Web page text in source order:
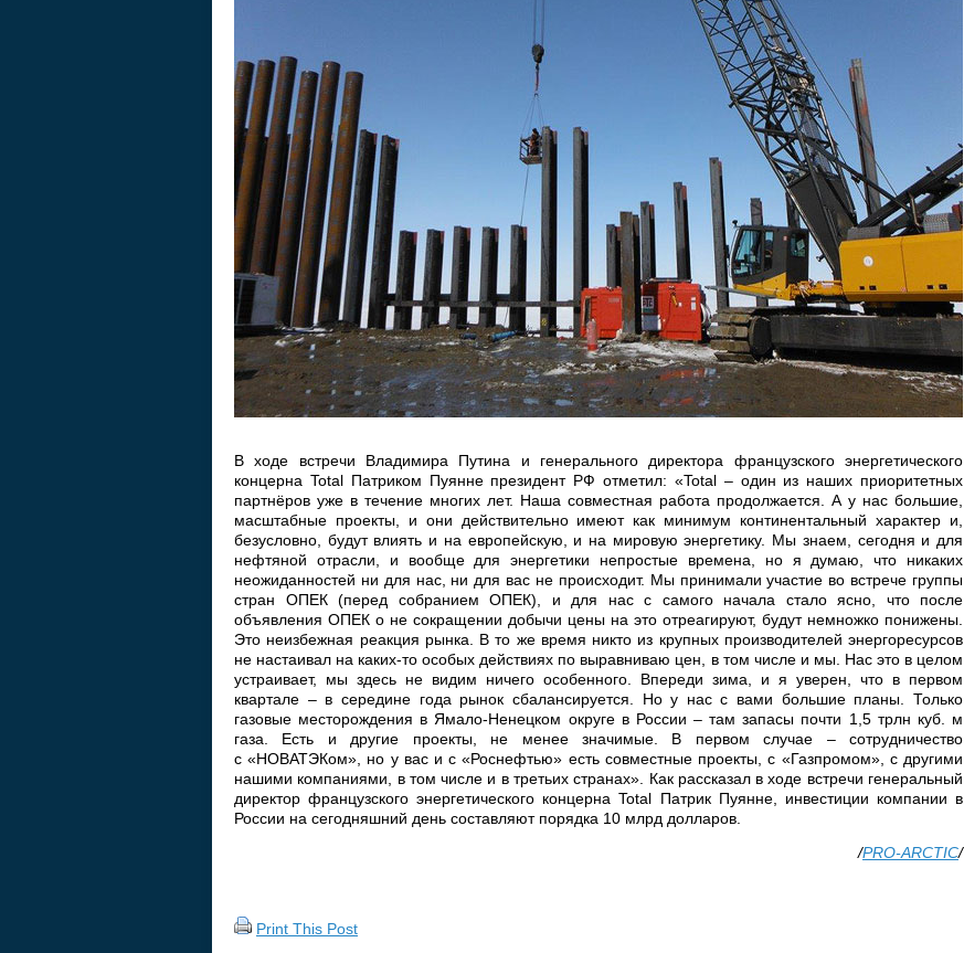
В ходе встречи Владимира Путина и генерального директора французского энергетического
концерна Total Патриком Пуянне президент РФ отметил: «Total – один из наших приоритетных
партнёров уже в течение многих лет. Наша совместная работа продолжается. А у нас большие,
масштабные проекты, и они действительно имеют как минимум континентальный характер и,
безусловно, будут влиять и на европейскую, и на мировую энергетику. Мы знаем, сегодня и для
нефтяной отрасли, и вообще для энергетики непростые времена, но я думаю, что никаких
неожиданностей ни для нас, ни для вас не происходит. Мы принимали участие во встрече группы
стран ОПЕК (перед собранием ОПЕК), и для нас с самого начала стало ясно, что после
объявления ОПЕК о не сокращении добычи цены на это отреагируют, будут немножко понижены.
Это неизбежная реакция рынка. В то же время никто из крупных производителей энергоресурсов
не настаивал на каких-то особых действиях по выравниваю цен, в том числе и мы. Нас это в целом
устраивает, мы здесь не видим ничего особенного. Впереди зима, и я уверен, что в первом
квартале – в середине года рынок сбалансируется. Но у нас с вами большие планы. Только
газовые месторождения в Ямало-Ненецком округе в России – там запасы почти 1,5 трлн куб. м
газа. Есть и другие проекты, не менее значимые. В первом случае – сотрудничество
с «НОВАТЭКом», но у вас и с «Роснефтью» есть совместные проекты, с «Газпромом», с другими
нашими компаниями, в том числе и в третьих странах». Как рассказал в ходе встречи генеральный
директор французского энергетического концерна Total Патрик Пуянне, инвестиции компании в
России на сегодняшний день составляют порядка 10 млрд долларов.
/PRO-ARCTIC/
Print This Post